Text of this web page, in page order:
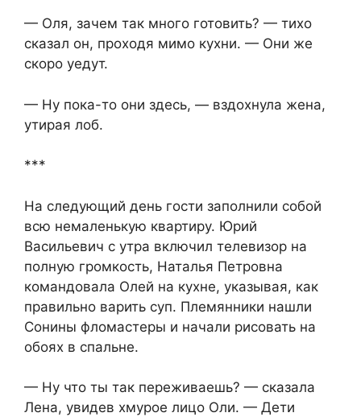
— Оля, зачем так много готовить? — тихо
сказал он, проходя мимо кухни. — Они же
скоро уедут.
— Ну пока-то они здесь, — вздохнула жена,
утирая лоб.
***
На следующий день гости заполнили собой
всю немаленькую квартиру. Юрий
Васильевич с утра включил телевизор на
полную громкость, Наталья Петровна
командовала Олей на кухне, указывая, как
правильно варить суп. Племянники нашли
Сонины фломастеры и начали рисовать на
обоях в спальне.
— Ну что ты так переживаешь? — сказала
Лена, увидев хмурое лицо Оли. — Дети